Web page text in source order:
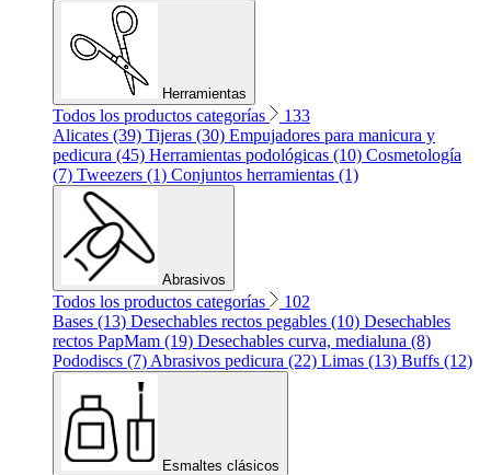
Herramientas
Todos los productos categorías
133
Alicates (39) Tijeras (30) Empujadores para manicura y
pedicura (45) Herramientas podológicas (10) Cosmetología
(7) Tweezers (1) Conjuntos herramientas (1)
Abrasivos
Todos los productos categorías
102
Bases (13) Desechables rectos pegables (10) Desechables
rectos PapMam (19) Desechables curva, medialuna (8)
Pododiscs (7) Abrasivos pedicura (22) Limas (13) Buffs (12)
Esmaltes clásicos